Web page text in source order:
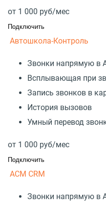
от 1 000 руб/мес
Подключить
Автошкола-Контроль
Звонки напрямую в
Всплывающая при
Запись звонков в
История вызовов
Умный перевод
от 1 000 руб/мес
Подключить
АСМ CRM
Звонки напрямую в